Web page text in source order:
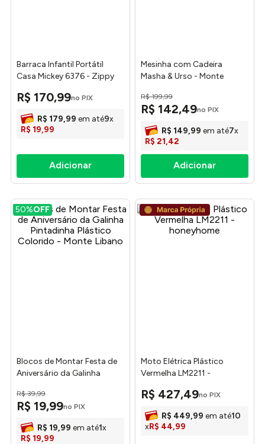
Barraca Infantil Portátil
Casa Mickey 6376 - Zippy
R$ 170,99no PIX
R$ 179,99 em até9x
R$ 19,99
Mesinha com Cadeira
Masha & Urso - Monte
R$ 199,99
R$ 142,49no PIX
R$ 149,99 em até7x
R$ 21,42
50%OFF
Blocos de Montar Festa de
Aniversário da Galinha
- Monte Libano
R$ 39,99
R$ 19,99no PIX
R$ 19,99 em até1x
R$ 19,99
Moto Elétrica Plástico
Vermelha LM2211 -
R$ 427,49no PIX
R$ 449,99 em até10
xR$ 44,99